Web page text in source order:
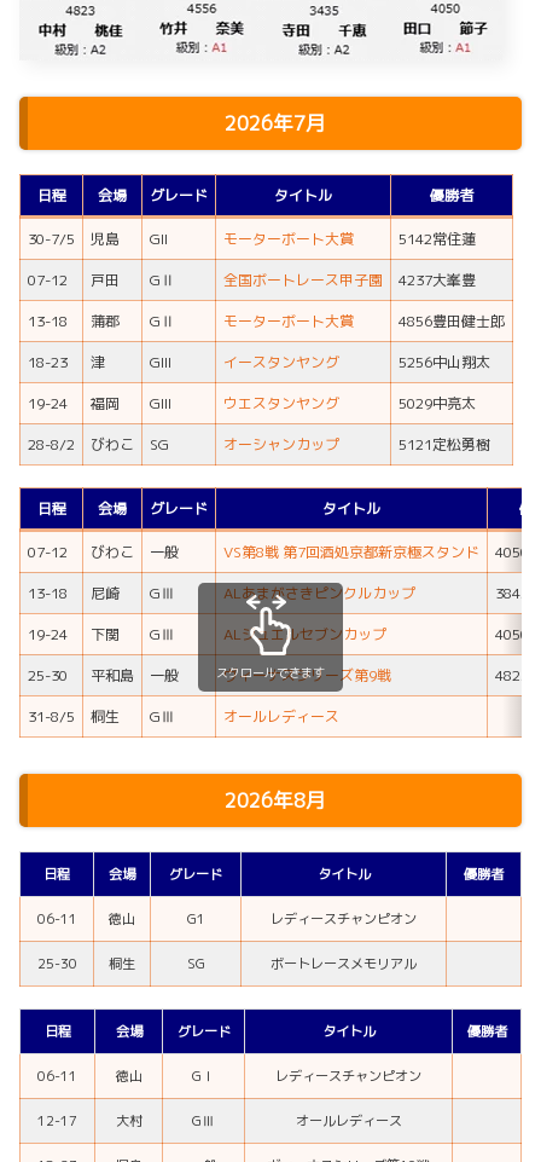
2026年7月
日程 会場 グレード タイトル 優勝者
30-7/5 児島 GII モーターボート大賞
5142常住蓮
07-12
戸田 GⅡ 全国ボートレース甲子園
4237大峯豊
13-18
蒲郡 GⅡ モーターボート大賞
4856豊田健士郎
18-23
津 GIII イースタンヤング
5256中山翔太
19-24
福岡 GIII ウエスタンヤング
5029中亮太
28-8/2
びわこ SG オーシャンカップ 5121定松勇樹
日程 会場 グレード タイトル 優
07-12 びわこ 一般 VS第8戦 第7回酒処京都新京極スタンド
4050
13-18
尼崎 GⅢ ALあまがさきピンクルカップ
3845
19-24
下関 GⅢ ALジュエルセブンカップ
4050
25-30
平和島 一般 ヴィーナスシリーズ第9戦
4825
31-8/5
桐生 GⅢ オールレディース
スクロールできます
2026年8月
日程 会場 グレード タイトル 優勝者
06-11 徳山 G1 レディースチャンピオン
25-30 桐生 SG ボートレースメモリアル
日程 会場 グレード タイトル 優勝者
06-11 徳山 GⅠ レディースチャンピオン
12-17 大村 GⅢ オールレディース